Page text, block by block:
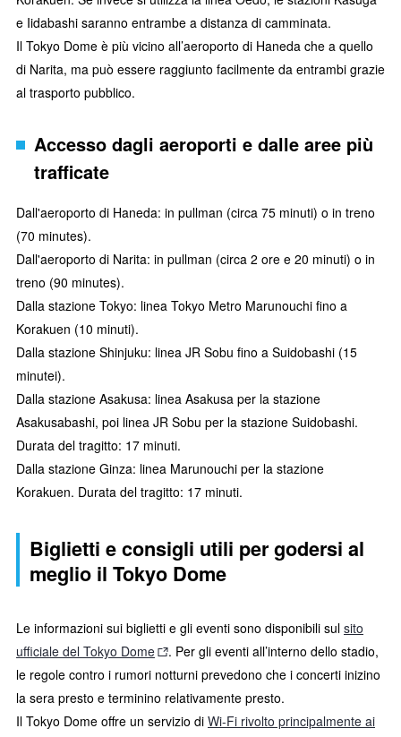
e Iidabashi saranno entrambe a distanza di camminata.
Il Tokyo Dome è più vicino all’aeroporto di Haneda che a quello
di Narita, ma può essere raggiunto facilmente da entrambi grazie
al trasporto pubblico.
Accesso dagli aeroporti e dalle aree più
trafficate
Dall'aeroporto di Haneda: in pullman (circa 75 minuti) o in treno
(70 minutes).
Dall'aeroporto di Narita: in pullman (circa 2 ore e 20 minuti) o in
treno (90 minutes).
Dalla stazione Tokyo: linea Tokyo Metro Marunouchi fino a
Korakuen (10 minuti).
Dalla stazione Shinjuku: linea JR Sobu fino a Suidobashi (15
minutei).
Dalla stazione Asakusa: linea Asakusa per la stazione
Asakusabashi, poi linea JR Sobu per la stazione Suidobashi.
Durata del tragitto: 17 minuti.
Dalla stazione Ginza: linea Marunouchi per la stazione
Korakuen. Durata del tragitto: 17 minuti.
Biglietti e consigli utili per godersi al
meglio il Tokyo Dome
Le informazioni sui biglietti e gli eventi sono disponibili sul sito
ufficiale del Tokyo Dome
. Per gli eventi all’interno dello stadio,
le regole contro i rumori notturni prevedono che i concerti inizino
la sera presto e terminino relativamente presto.
Il Tokyo Dome offre un servizio di Wi-Fi rivolto principalmente ai